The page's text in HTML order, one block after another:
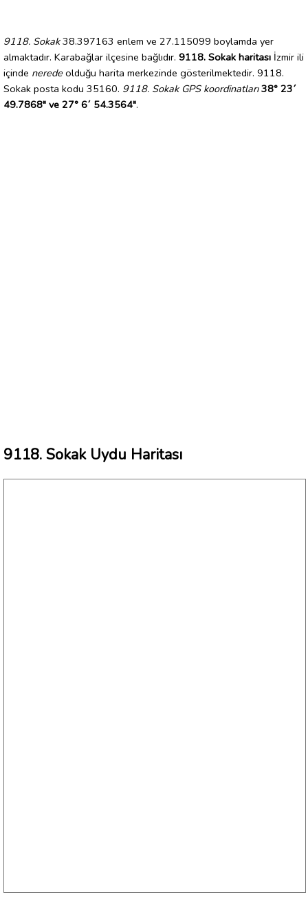
9118. Sokak38.397163 enlem ve 27.115099 boylamda yer
almaktadır. Karabağlar ilçesine bağlıdır. 9118. Sokak haritası İzmir ili
içinde nerede olduğu harita merkezinde gösterilmektedir. 9118.
Sokak posta kodu 35160. 9118. Sokak GPS koordinatları 38° 23´
49.7868" ve 27° 6´ 54.3564".
9118. Sokak Uydu Haritası